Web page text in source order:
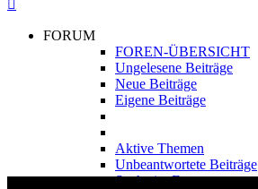
FORUM
FOREN-ÜBERSICHT
Ungelesene Beiträge
Neue Beiträge
Eigene Beiträge
Aktive Themen
Unbeantwortete Beiträge
Suche im Forum